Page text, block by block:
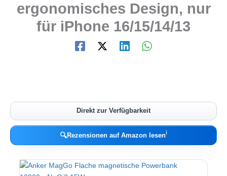
ergonomisches Design, nur
für iPhone 16/15/14/13
Direkt zur Verfügbarkeit
🔍Rezensionen auf Amazon lesenℹ︎